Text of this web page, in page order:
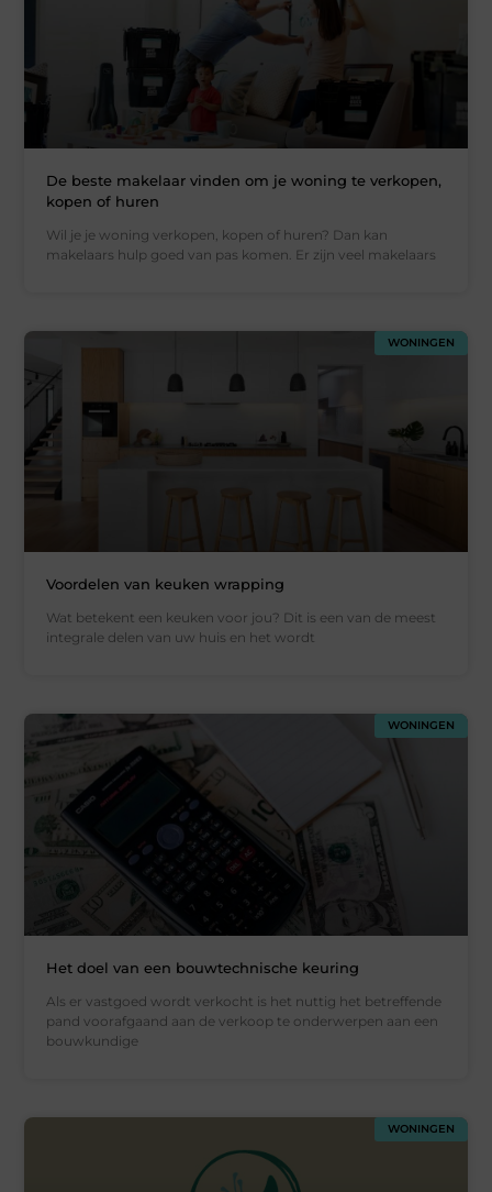
De beste makelaar vinden om je woning te verkopen,
kopen of huren
Wil je je woning verkopen, kopen of huren? Dan kan
makelaars hulp goed van pas komen. Er zijn veel makelaars
WONINGEN
Voordelen van keuken wrapping
Wat betekent een keuken voor jou? Dit is een van de meest
integrale delen van uw huis en het wordt
WONINGEN
Het doel van een bouwtechnische keuring
Als er vastgoed wordt verkocht is het nuttig het betreffende
pand voorafgaand aan de verkoop te onderwerpen aan een
bouwkundige
WONINGEN